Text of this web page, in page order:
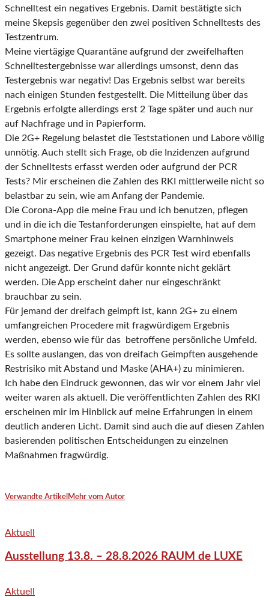
Schnelltest ein negatives Ergebnis. Damit bestätigte sich
meine Skepsis gegenüber den zwei positiven Schnelltests des
Testzentrum.
Meine viertägige Quarantäne aufgrund der zweifelhaften
Schnelltestergebnisse war allerdings umsonst, denn das
Testergebnis war negativ! Das Ergebnis selbst war bereits
nach einigen Stunden festgestellt. Die Mitteilung über das
Ergebnis erfolgte allerdings erst 2 Tage später und auch nur
auf Nachfrage und in Papierform.
Die 2G+ Regelung belastet die Teststationen und Labore völlig
unnötig. Auch stellt sich Frage, ob die Inzidenzen aufgrund
der Schnelltests erfasst werden oder aufgrund der PCR
Tests? Mir erscheinen die Zahlen des RKI mittlerweile nicht so
belastbar zu sein, wie am Anfang der Pandemie.
Die Corona-App die meine Frau und ich benutzen, pflegen
und in die ich die Testanforderungen einspielte, hat auf dem
Smartphone meiner Frau keinen einzigen Warnhinweis
gezeigt. Das negative Ergebnis des PCR Test wird ebenfalls
nicht angezeigt. Der Grund dafür konnte nicht geklärt
werden. Die App erscheint daher nur eingeschränkt
brauchbar zu sein.
Für jemand der dreifach geimpft ist, kann 2G+ zu einem
umfangreichen Procedere mit fragwürdigem Ergebnis
werden, ebenso wie für das betroffene persönliche Umfeld.
Es sollte auslangen, das von dreifach Geimpften ausgehende
Restrisiko mit Abstand und Maske (AHA+) zu minimieren.
Ich habe den Eindruck gewonnen, das wir vor einem Jahr viel
weiter waren als aktuell. Die veröffentlichten Zahlen des RKI
erscheinen mir im Hinblick auf meine Erfahrungen in einem
deutlich anderen Licht. Damit sind auch die auf diesen Zahlen
basierenden politischen Entscheidungen zu einzelnen
Maßnahmen fragwürdig.
Verwandte Artikel Mehr vom Autor
Aktuell
Ausstellung 13.8. – 28.8.2026 RAUM de LUXE
Aktuell